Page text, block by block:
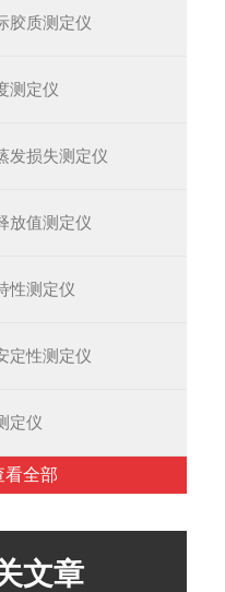
胶质测定仪
测定仪
发损失测定仪
放值测定仪
性测定仪
定性测定仪
定仪
看全部
文章